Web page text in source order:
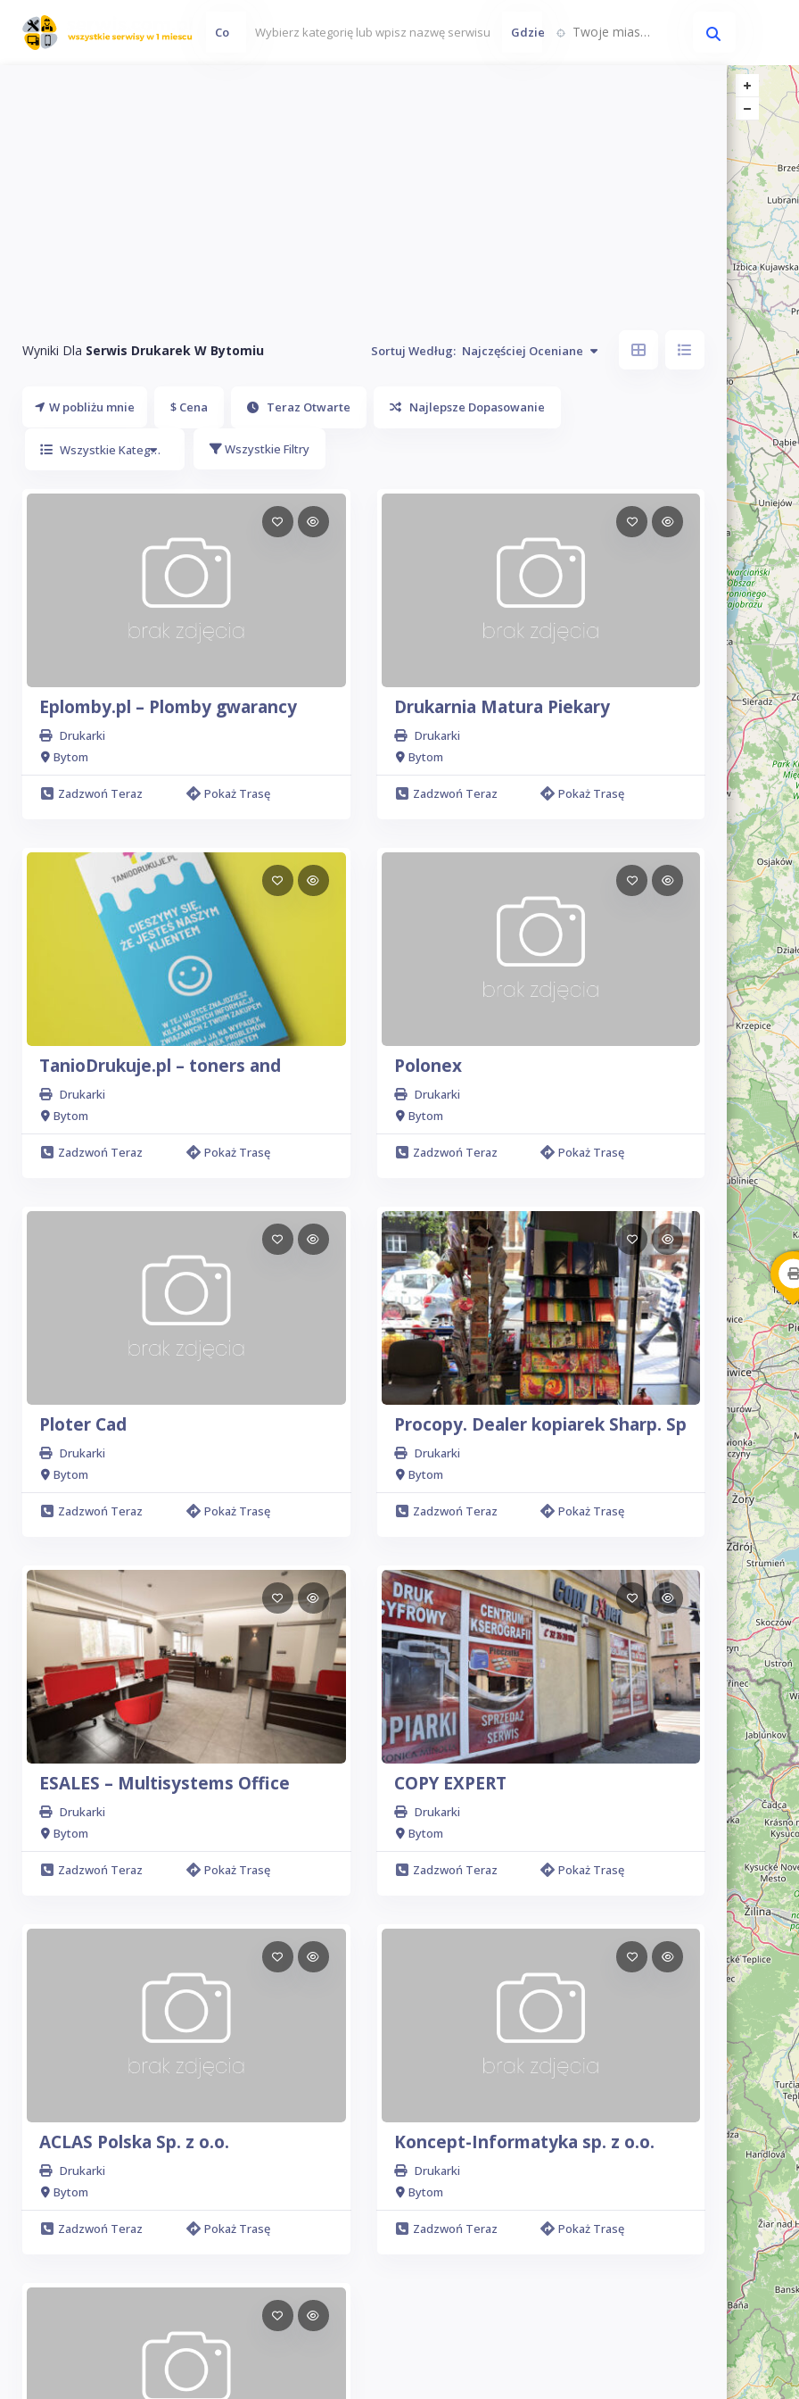
Co Gdzie Twoje miasto...
Wyniki Dla Serwis Drukarek W Bytomiu Sortuj Według: Najczęściej Oceniane
W pobliżu mnie $ Cena Teraz Otwarte Najlepsze Dopasowanie
Wszystkie Kategorie Wszystkie Filtry
Eplomby.pl – Plomby gwarancy
Drukarki
Bytom
Zadzwoń Teraz Pokaż Trasę
Drukarnia Matura Piekary
Drukarki
Bytom
Zadzwoń Teraz Pokaż Trasę
TanioDrukuje.pl – toners and
Drukarki
Bytom
Zadzwoń Teraz Pokaż Trasę
Polonex
Drukarki
Bytom
Zadzwoń Teraz Pokaż Trasę
Ploter Cad
Drukarki
Bytom
Zadzwoń Teraz Pokaż Trasę
Procopy. Dealer kopiarek Sharp. Sp
Drukarki
Bytom
Zadzwoń Teraz Pokaż Trasę
ESALES – Multisystems Office
Drukarki
Bytom
Zadzwoń Teraz Pokaż Trasę
COPY EXPERT
Drukarki
Bytom
Zadzwoń Teraz Pokaż Trasę
ACLAS Polska Sp. z o.o.
Drukarki
Bytom
Zadzwoń Teraz Pokaż Trasę
Koncept-Informatyka sp. z o.o.
Drukarki
Bytom
Zadzwoń Teraz Pokaż Trasę